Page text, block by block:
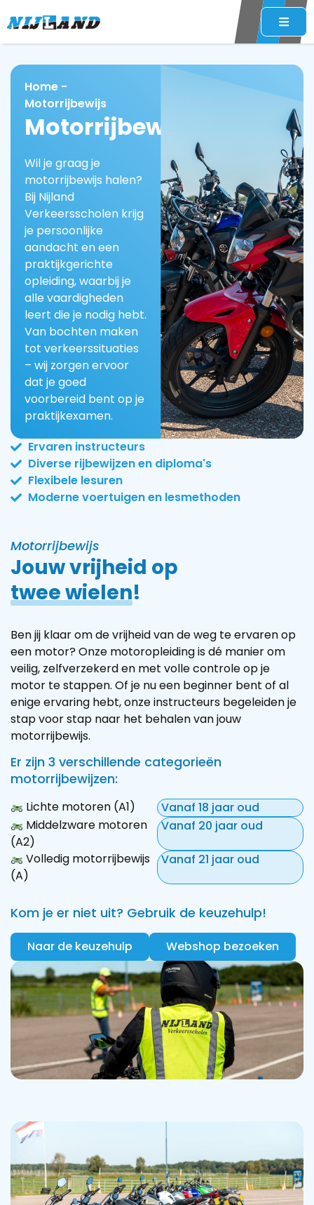
Home -
Motorrijbewijs
Motorrijbewijs
Wil je graag je
motorrijbewijs halen?
Bij Nijland
Verkeersscholen krijg
je persoonlijke
aandacht en een
praktijkgerichte
opleiding, waarbij je
alle vaardigheden
leert die je nodig hebt.
Van bochten maken
tot verkeerssituaties
– wij zorgen ervoor
dat je goed
voorbereid bent op je
praktijkexamen.
Ervaren instructeurs
Diverse rijbewijzen en diploma's
Flexibele lesuren
Moderne voertuigen en lesmethoden
Motorrijbewijs
Jouw vrijheid op
twee wielen!
Ben jij klaar om de vrijheid van de weg te ervaren op
een motor? Onze motoropleiding is dé manier om
veilig, zelfverzekerd en met volle controle op je
motor te stappen. Of je nu een beginner bent of al
enige ervaring hebt, onze instructeurs begeleiden je
stap voor stap naar het behalen van jouw
motorrijbewijs.
Er zijn 3 verschillende categorieën
motorrijbewijzen:
Lichte motoren (A1)
Vanaf 18 jaar oud
Middelzware motoren
(A2)
Vanaf 20 jaar oud
Volledig motorrijbewijs
(A)
Vanaf 21 jaar oud
Kom je er niet uit? Gebruik de keuzehulp!
Naar de keuzehulp Webshop bezoeken